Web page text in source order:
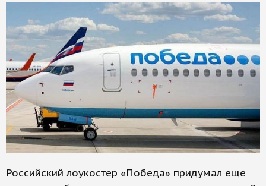
Российский лоукостер «Победа» придумал еще